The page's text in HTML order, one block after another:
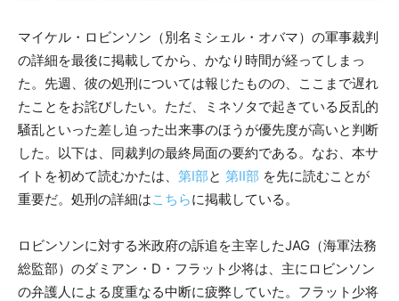
マイケル・ロビンソン（別名ミシェル・オバマ）の軍事裁判
の詳細を最後に掲載してから、かなり時間が経ってしまっ
た。先週、彼の処刑については報じたものの、ここまで遅れ
たことをお詫びしたい。ただ、ミネソタで起きている反乱的
騒乱といった差し迫った出来事のほうが優先度が高いと判断
した。以下は、同裁判の最終局面の要約である。なお、本サ
イトを初めて読むかたは、 第I部と 第II部 を先に読むことが
重要だ。処刑の詳細はこちらに掲載している。
ロビンソンに対する米政府の訴追を主宰したJAG（海軍法務
総監部）のダミアン・D・フラット少将は、主にロビンソン
の弁護人による度重なる中断に疲弊していた。フラット少将